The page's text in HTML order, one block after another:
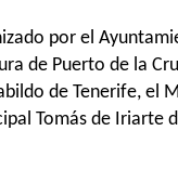
por el
de Puerto de la
de Tenerife, el
Tomás de Iriarte